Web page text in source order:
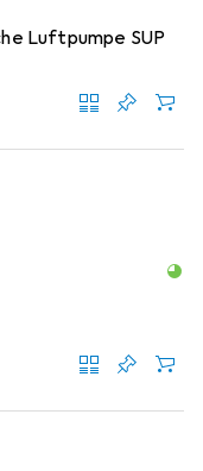
Luftpumpe SUP